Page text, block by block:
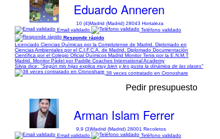
Eduardo Anneren
10 (4)Madrid (Madrid) 28043 Hortaleza
Email validado
Teléfono validado
Responde rápido
Licenciado Ciencias Quìmicas por la Complutense de Madrid. Diplomado en
Ciencias Ambientales por el C.I.F.C.A. de Madrid. Diplomado Documentaciòn
Cientìfica por el Colegio Oficial Químicos Madrid Monitor Tenis por la E.N.M.T
Madrid. Monitor Pàdel por Paddle Coaches International Academy
Silvia dice: "Según mis hijas explica muy bien y les gusta la dinámica de las clases"
38 veces contratado en Cronoshare
Pedir presupuesto
Arman Islam Ferrer
9,9 (3)Madrid (Madrid) 28001 Recoletos
Email validado
Teléfono validado